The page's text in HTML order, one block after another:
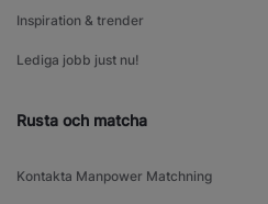
Inspiration & trender
Lediga jobb just nu!
Rusta och matcha
Kontakta Manpower Matchning